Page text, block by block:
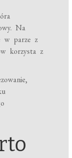
Na
w parze z
korzysta z